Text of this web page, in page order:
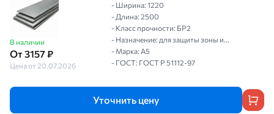
В наличии
От 3157 ₽
Цена от 20.07.2026
- Ширина: 1220
- Длина: 2500
- Класс прочности: БР2
- Назначение: для защиты зоны и...
- Марка: А5
- ГОСТ: ГОСТ P 51112-97
Уточнить цену